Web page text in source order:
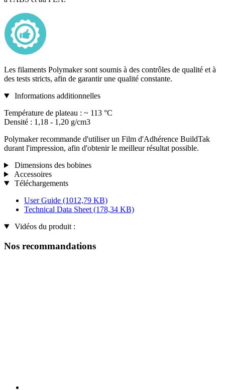
Les filaments Polymaker sont soumis à des contrôles de qualité et à
des tests stricts, afin de garantir une qualité constante.
Informations additionnelles
Température de plateau : ~ 113 °C
Densité : 1,18 - 1,20 g/cm3
Polymaker recommande d'utiliser un Film d'Adhérence BuildTak
durant l'impression, afin d'obtenir le meilleur résultat possible.
Dimensions des bobines
Accessoires
Téléchargements
User Guide (1012,79 KB)
Technical Data Sheet (178,34 KB)
Vidéos du produit :
Nos recommandations